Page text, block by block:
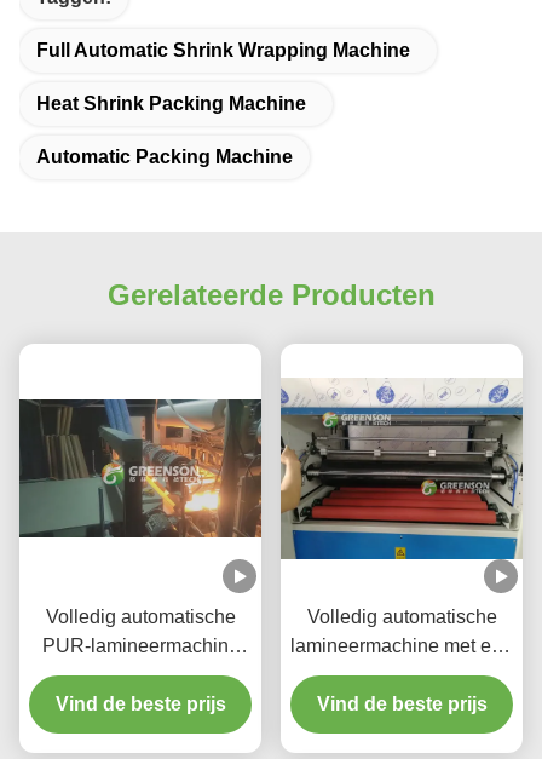
Full Automatic Shrink Wrapping Machine
Heat Shrink Packing Machine
Automatic Packing Machine
Gerelateerde Producten
Volledig automatische
PUR-lamineermachine
voor warm gesmolten lijm
met een
productiesnelheid van 5-
Vind de beste prijs
Volledig automatische
lamineermachine met een
productiesnelheid van 5-
17 m/min, PLC-besturing
en milieuvriendelijke
Vind de beste prijs